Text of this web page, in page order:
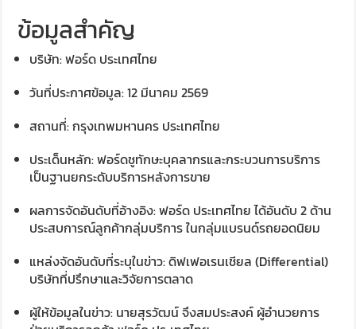
ข้อมูลสำคัญ
บริษัท: ฟอร์ด ประเทศไทย
วันที่ประกาศข้อมูล: 12 มีนาคม 2569
สถานที่: กรุงเทพมหานคร ประเทศไทย
ประเด็นหลัก: ฟอร์ดชูทักษะบุคลากรและกระบวนการบริการ
เป็นฐานยกระดับบริการหลังการขาย
ผลการจัดอันดับที่อ้างอิง: ฟอร์ด ประเทศไทย ได้อันดับ 2 ด้าน
ประสบการณ์ลูกค้ากลุ่มบริการ ในกลุ่มแบรนด์รถยอดนิยม
แหล่งจัดอันดับที่ระบุในข่าว: ดิฟเฟอเรนเชียล (Differential)
บริษัทที่ปรึกษาและวิจัยการตลาด
ผู้ให้ข้อมูลในข่าว: นายสุรวัฒน์ จึงสมประสงค์ ผู้อำนวยการ